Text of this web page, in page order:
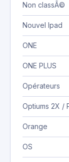
Non classÃ©
Nouvel Ipad
ONE
ONE PLUS
Opérateurs
Optiums 2X /
Orange
OS